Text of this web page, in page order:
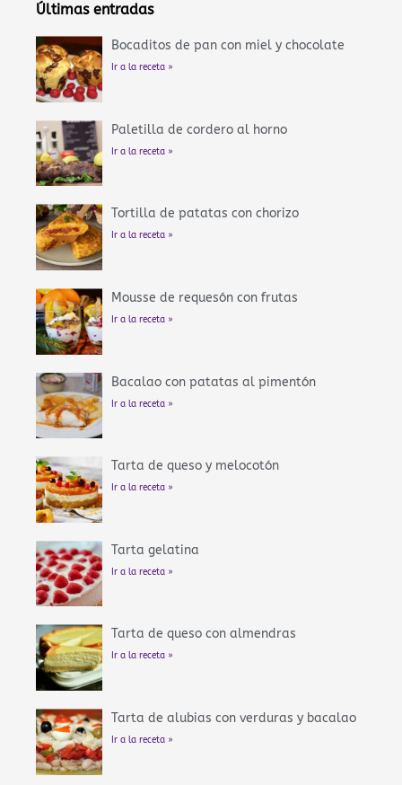
k
Últimas entradas
Bocaditos de pan con miel y chocolate
Ir a la receta »
Paletilla de cordero al horno
Ir a la receta »
Tortilla de patatas con chorizo
Ir a la receta »
Mousse de requesón con frutas
Ir a la receta »
Bacalao con patatas al pimentón
Ir a la receta »
Tarta de queso y melocotón
Ir a la receta »
Tarta gelatina
Ir a la receta »
Tarta de queso con almendras
Ir a la receta »
Tarta de alubias con verduras y bacalao
Ir a la receta »